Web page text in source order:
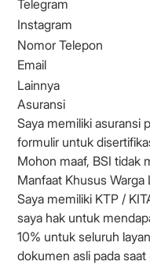
Telegram
Instagram
Nomor Telepon
Email
Lainnya
Asuransi
Saya memiliki asuransi
formulir untuk
Mohon maaf, BSI tidak
Manfaat Khusus Warga
Saya memiliki KTP /
saya hak untuk
10% untuk seluruh
dokumen asli pada